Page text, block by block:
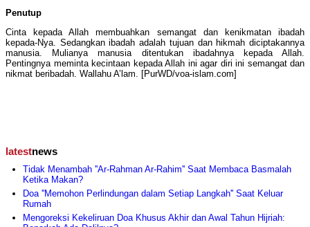
Penutup
Cinta kepada Allah membuahkan semangat dan kenikmatan ibadah
kepada-Nya. Sedangkan ibadah adalah tujuan dan hikmah diciptakannya
manusia. Mulianya manusia ditentukan ibadahnya kepada Allah.
Pentingnya meminta kecintaan kepada Allah ini agar diri ini semangat dan
nikmat beribadah. Wallahu A’lam. [PurWD/voa-islam.com]
latestnews
Tidak Menambah ''Ar-Rahman Ar-Rahim'' Saat Membaca Basmalah
Ketika Makan?
Doa ''Memohon Perlindungan dalam Setiap Langkah'' Saat Keluar
Rumah
Mengoreksi Kekeliruan Doa Khusus Akhir dan Awal Tahun Hijriah: